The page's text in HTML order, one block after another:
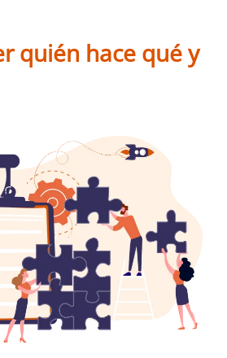
quién hace qué y